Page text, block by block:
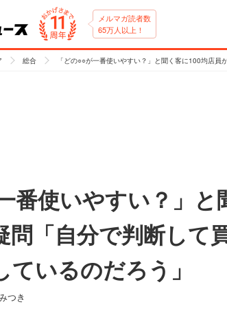
メルマガ読者数
65万人以上！
総合 「どの○○が一番使いやすい？」と聞く客に100均店員
番使いやすい？」
問「自分で判断して
いるのだろう」
つき